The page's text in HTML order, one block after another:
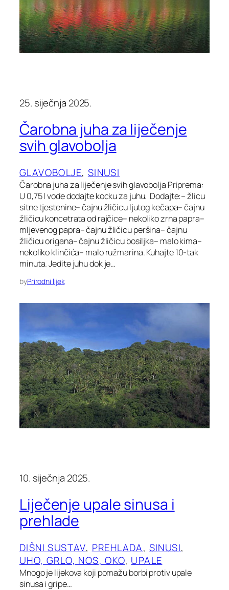
25. siječnja 2025.
Čarobna juha za liječenje
svih glavobolja
GLAVOBOLJE, SINUSI
Čarobna juha za liječenje svih glavobolja Priprema:
U 0,75 l vode dodajte kocku za juhu. Dodajte:– žlicu
sitne tjestenine– čajnu žličicu ljutog kečapa– čajnu
žličicu koncetrata od rajčice– nekoliko zrna papra–
mljevenog papra– čajnu žličicu peršina– čajnu
žličicu origana– čajnu žličicu bosiljka– malo kima–
nekoliko klinčića– malo ružmarina. Kuhajte 10-tak
minuta. Jedite juhu dok je…
byPrirodni lijek
10. siječnja 2025.
Liječenje upale sinusa i
prehlade
DIŠNI SUSTAV, PREHLADA, SINUSI
UHO, GRLO, NOS, OKO, UPALE
Mnogo je lijekova koji pomažu borbi protiv upale
sinusa i gripe…